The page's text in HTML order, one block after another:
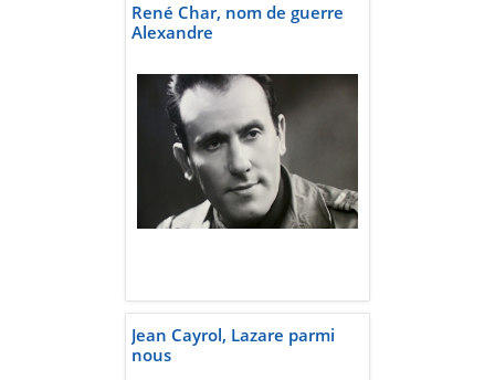
René Char, nom de guerre
Alexandre
Jean Cayrol, Lazare parmi
nous